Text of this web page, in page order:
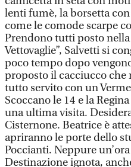
lenti fumè, la borsetta
come le comode scarpe
Prendono tutti posto nella
Vettovaglie”, Salvetti si
poco tempo dopo
proposto il cacciucco che
tutto servito con un
Scoccano le 14 e la
una ultima visita.
Cisternone. Beatrice è
apriranno le porte dello
Poccianti. Neppure
Destinazione ignota,